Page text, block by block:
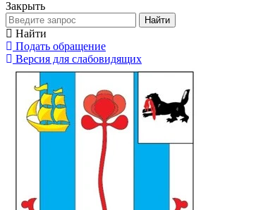
Закрыть
Найти
Найти
Подать обращение
Версия для слабовидящих